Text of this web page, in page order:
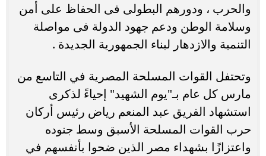
والحرب ، ودورهم البطولى فى الحفاظ على أمن
وسلامة الوطن ودعم جهود الدولة فى مواصلة
التنمية والازدهار لبناء الجمهورية الجديدة .
وتحتفل القوات المسلحة المصرية في التاسع من
مارس كل عام بـ"يوم الشهيد" إحياءً لذكرى
استشهاد الفريق عبد المنعم رياض رئيس أركان
حرب القوات المسلحة الأسبق وسط جنوده
واعتزازًا بشهداء مصر الذين ضحوا بأنفسهم في